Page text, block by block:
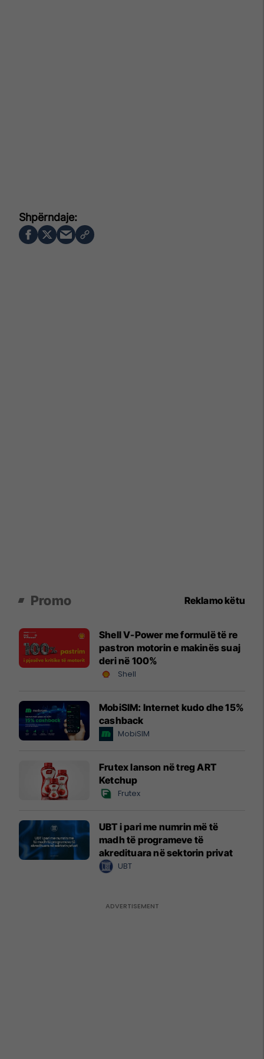
Promo Reklamo këtu
Shell V-Power me formulë të re
pastron motorin e makinës suaj
deri në 100%
Shell
MobiSIM: Internet kudo dhe 15%
cashback
MobiSIM
Frutex lanson në treg ART
Ketchup
Frutex
UBT i pari me numrin më të
madh të programeve të
akredituara në sektorin privat
UBT